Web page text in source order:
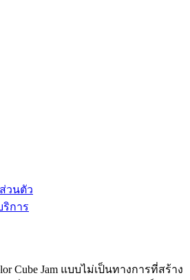
วนตัว
การ
Cube Jam แบบไม่เป็นทางการที่สร้าง